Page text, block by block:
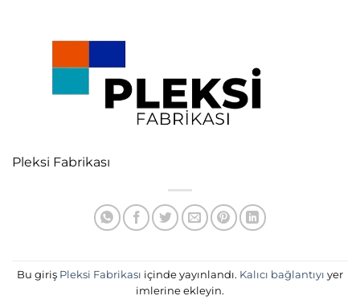
Pleksi Fabrikası
Bu giriş Pleksi Fabrikası içinde yayınlandı. Kalıcı bağlantıyı yer
imlerine ekleyin.